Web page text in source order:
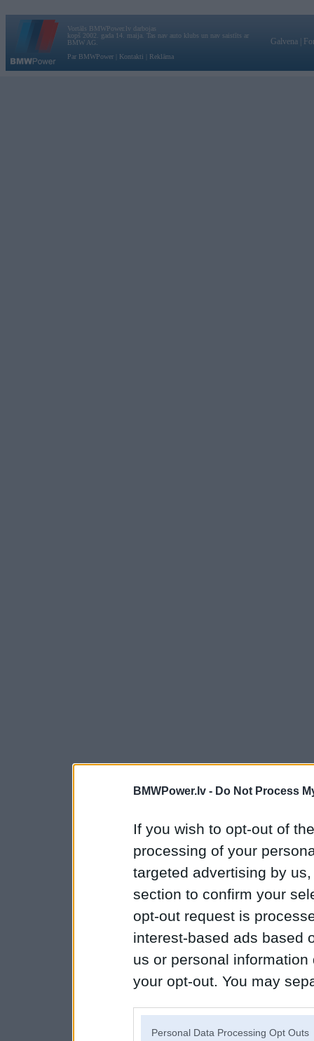
BMWPower.lv - Do Not Process
If you wish to opt-out of
processing of your
targeted advertising by
section to confirm your
opt-out request is
interest-based ads based
us or personal
your opt-out. You may
Personal Data Processing Opt Outs
Vortāls BMWPower.lv darbojas
kopš 2002. gada 14. maija. Tas nav auto klubs un nav saistīts ar
BMW AG.
Par BMWPower
Kontakti Reklāma
Galvena